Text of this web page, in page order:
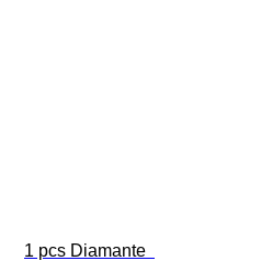
1 pcs Diamante